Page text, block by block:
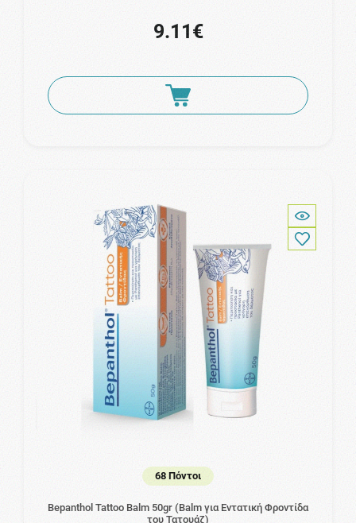
9.11€
68 Πόντοι
Bepanthol Tattoo Balm 50gr (Balm για Εντατική Φροντίδα
του Τατουάζ)